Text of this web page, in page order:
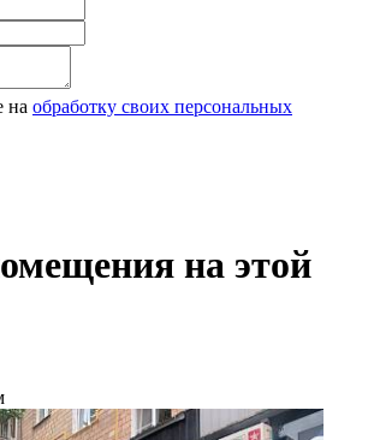
на обработку своих персональных
на этой